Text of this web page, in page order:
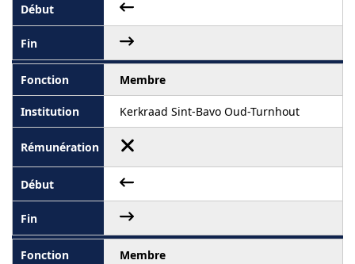
Membre
Kerkraad Sint-Bavo Oud-Turnhout
Membre